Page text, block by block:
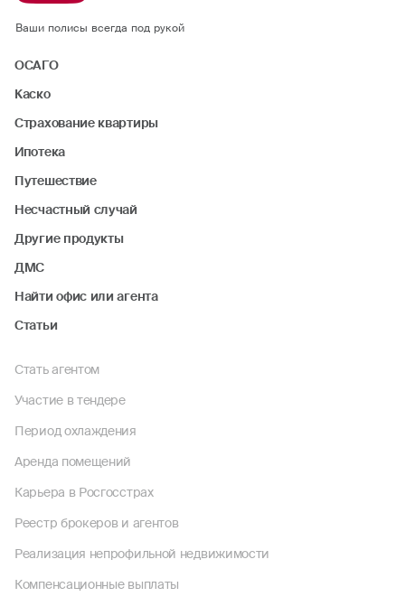
Ваши полисы всегда под рукой
ОСАГО
Каско
Страхование квартиры
Ипотека
Путешествие
Несчастный случай
Другие продукты
ДМС
Найти офис или агента
Статьи
Стать агентом
Участие в тендере
Период охлаждения
Аренда помещений
Карьера в Росгосстрах
Реестр брокеров и агентов
Реализация непрофильной недвижимости
Компенсационные выплаты